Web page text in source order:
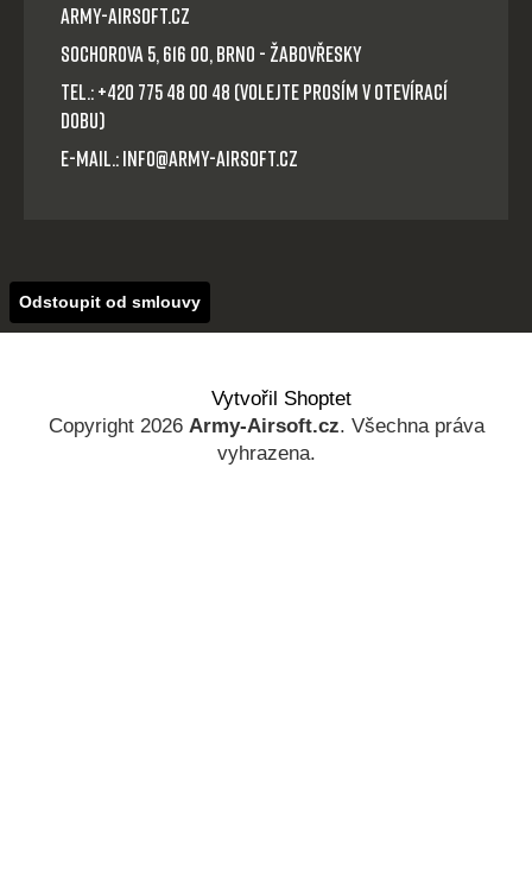
Army-Airsoft.cz
Sochorova 5, 616 00, Brno - Žabovřesky
Tel.: +420 775 48 00 48 (volejte prosím v otevírací
dobu)
E-mail.: info@army-airsoft.cz
Odstoupit od smlouvy
Vytvořil Shoptet
Copyright 2026 Army-Airsoft.cz. Všechna práva
vyhrazena.